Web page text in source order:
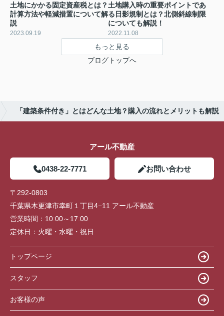
土地にかかる固定資産税とは？
計算方法や軽減措置について解
説
2023.09.19
土地購入時の重要ポイントであ
る日影規制とは？北側斜線制限
についても解説！
2022.11.08
もっと見る
ブログトップへ
「建築条件付き」とはどんな土地？購入の流れとメリットも解説
アール不動産
0438-22-7771 お問い合わせ
〒292-0803
千葉県木更津市幸町１丁目4−11 アール不動産
営業時間： 10:00～17:00
定休日： 火曜・水曜・祝日
トップページ
スタッフ
お客様の声